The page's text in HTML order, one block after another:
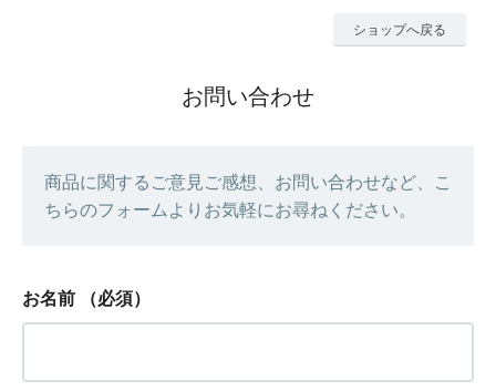
ショップへ戻る
お問い合わせ
商品に関するご意見ご感想、お問い合わせなど、こ
ちらのフォームよりお気軽にお尋ねください。
お名前 （必須）